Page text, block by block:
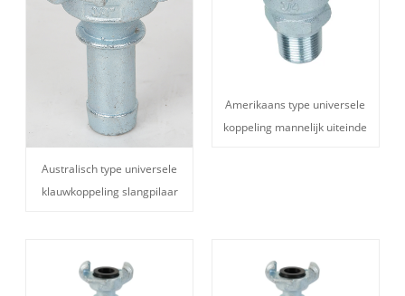
Australisch type universele
klauwkoppeling slangpilaar
Amerikaans type universele
koppeling mannelijk uiteinde